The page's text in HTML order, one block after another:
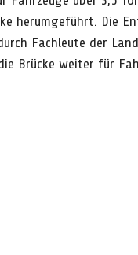
herumgeführt. Die
Fachleute der
Brücke weiter für